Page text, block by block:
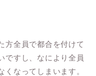
方全員で都合を付けて
ですし、なにより全員
なってしまいます。